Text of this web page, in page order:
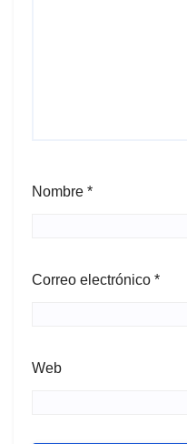
Nombre *
Correo electrónico *
Web